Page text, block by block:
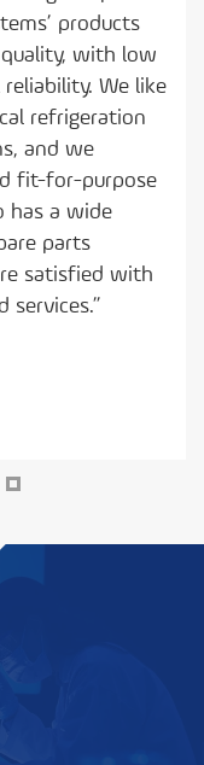
products
with low
We like
refrigeration
and we
fit-for-purpose
has a wide
parts
satisfied with
services.”